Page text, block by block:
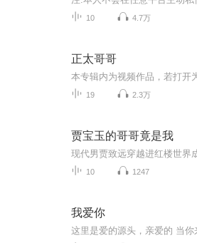
10 4.7万
正太哥哥
本专辑内为视频作品，若打开
19 2.3万
贾宝玉的哥哥竟是我
10 1247
我爱你